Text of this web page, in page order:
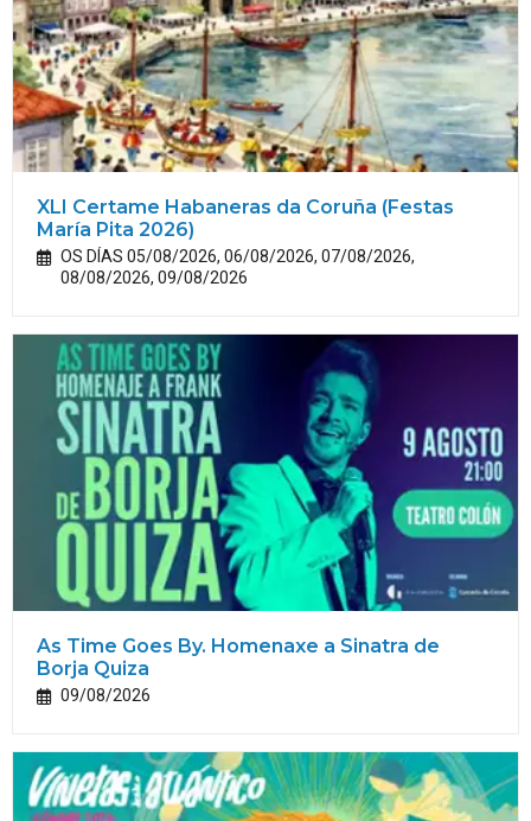
XLI Certame Habaneras da Coruña (Festas
María Pita 2026)
OS DÍAS 05/08/2026, 06/08/2026, 07/08/2026,
08/08/2026, 09/08/2026
As Time Goes By. Homenaxe a Sinatra de
Borja Quiza
09/08/2026